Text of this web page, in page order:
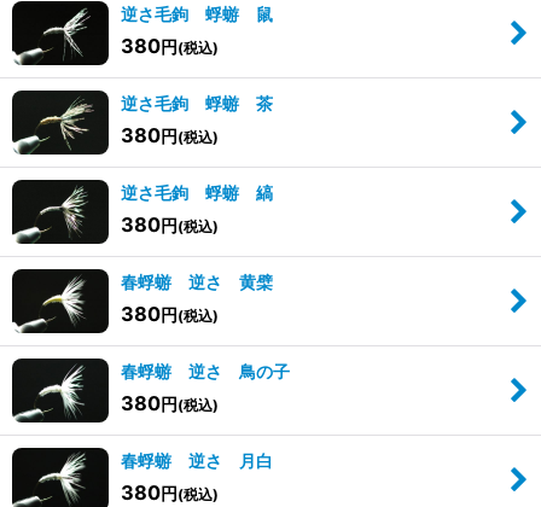
逆さ毛鉤 蜉蝣 鼠
380円(税込)
逆さ毛鉤 蜉蝣 茶
380円(税込)
逆さ毛鉤 蜉蝣 縞
380円(税込)
春蜉蝣 逆さ 黄檗
380円(税込)
春蜉蝣 逆さ 鳥の子
380円(税込)
春蜉蝣 逆さ 月白
380円(税込)